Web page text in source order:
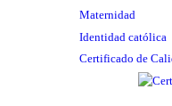
Maternidad
Identidad católica
Certificado de